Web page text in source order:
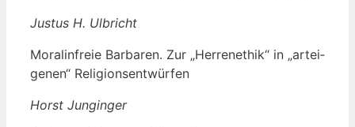
Jus­tus H. Ulbricht
Moralin­freie Bar­ba­ren. Zur „Her­ren­ethik“ in „art­ei­
ge­nen“ Religionsentwürfen
Horst Jung­in­ger